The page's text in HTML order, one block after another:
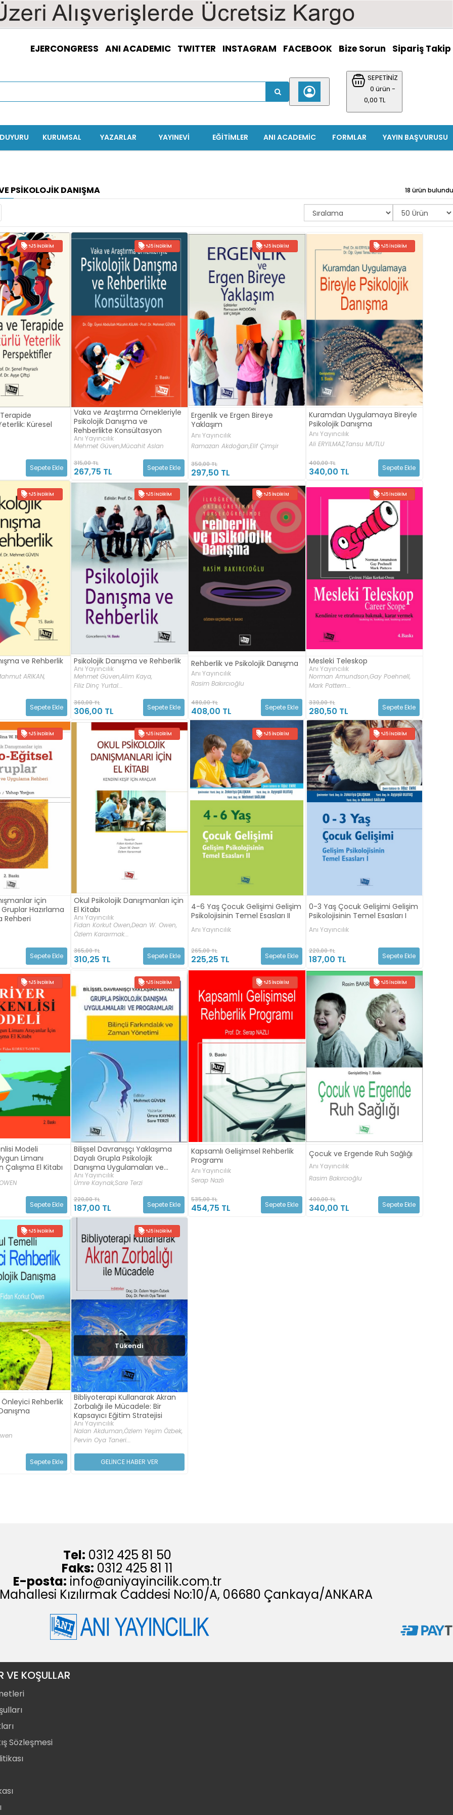
EJERCONGRESS ANI ACADEMIC TWITTER INSTAGRAM FACEBOOK Bize Sorun Sipariş Takip
SEPETİNİZ
0 ürün -
0,00 TL
YAYIN BAŞVURUSU
FORMLAR
ANI ACADEMIC
EĞITIMLER
YAYINEVİ
YAZARLAR
KURUMSAL
PSIKOLOJIK DANIŞMA 18 ürün bulundu
%15 İNDIRIM
Küresel
Sepete Ekle
%15 İNDIRIM
Vaka ve Araştırma Örnekleriyle
Psikolojik Danışma ve
Rehberlikte Konsültasyon
Anı Yayıncılık
Mehmet Güven,Mücahit Aslan
315,00 TL
267,75 TL Sepete Ekle
%15 İNDIRIM
Ergenlik ve Ergen Bireye
Yaklaşım
Anı Yayıncılık
Ramazan Akdoğan,Elif Çimşir
350,00 TL
297,50 TL
%15 İNDIRIM
Kuramdan Uygulamaya Bireyle
Psikolojik Danışma
Anı Yayıncılık
Ali ERYILMAZ,Tansu MUTLU
400,00 TL
340,00 TL Sepete Ekle
%15 İNDIRIM
ve Rehberlik
ARIKAN,
Sepete Ekle
%15 İNDIRIM
Psikolojik Danışma ve Rehberlik
Anı Yayıncılık
Mehmet Güven,Alim Kaya,
Filiz Dinç Yurtal...
360,00 TL
306,00 TL Sepete Ekle
%15 İNDIRIM
Rehberlik ve Psikolojik Danışma
Anı Yayıncılık
Rasim Bakırcıoğlu
480,00 TL
408,00 TL Sepete Ekle
%15 İNDIRIM
Mesleki Teleskop
Anı Yayıncılık
Norman Amundson,Gay Poehnell,
Mark Pattern...
330,00 TL
280,50 TL Sepete Ekle
%15 İNDIRIM
için
Hazırlama
Rehberi
Sepete Ekle
%15 İNDIRIM
Okul Psikolojik Danışmanları için
El Kitabı
Anı Yayıncılık
Fidan Korkut Owen,Dean W. Owen,
Özlem Karaırmak...
365,00 TL
310,25 TL Sepete Ekle
%15 İNDIRIM
4-6 Yaş Çocuk Gelişimi Gelişim
Psikolojisinin Temel Esasları II
Anı Yayıncılık
265,00 TL
225,25 TL Sepete Ekle
%15 İNDIRIM
0-3 Yaş Çocuk Gelişimi Gelişim
Psikolojisinin Temel Esasları I
Anı Yayıncılık
220,00 TL
187,00 TL Sepete Ekle
%15 İNDIRIM
Modeli
Limanı
El Kitabı
Sepete Ekle
%15 İNDIRIM
Bilişsel Davranışçı Yaklaşıma
Dayalı Grupla Psikolojik
Danışma Uygulamaları ve
Programları
Anı Yayıncılık
Ümre Kaynak,Sare Terzi
220,00 TL
187,00 TL Sepete Ekle
%15 İNDIRIM
Kapsamlı Gelişimsel Rehberlik
Programı
Anı Yayıncılık
Serap Nazlı
535,00 TL
454,75 TL Sepete Ekle
%15 İNDIRIM
Çocuk ve Ergende Ruh Sağlığı
Anı Yayıncılık
Rasim Bakırcıoğlu
400,00 TL
340,00 TL Sepete Ekle
%15 İNDIRIM
Rehberlik
Sepete Ekle
%15 İNDIRIM
Tükendi
Bibliyoterapi Kullanarak Akran
Zorbalığı ile Mücadele: Bir
Kapsayıcı Eğitim Stratejisi
Anı Yayıncılık
Nalan Akduman,Özlem Yeşim Özbek,
Pervin Oya Taneri...
GELİNCE HABER VER
Tel: 0312 425 81 50
Faks: 0312 425 81 11
E-posta: info@aniyayincilik.com.tr
Kızılırmak Caddesi No:10/A, 06680 Çankaya/ANKARA
VE KOŞULLAR
Sözleşmesi